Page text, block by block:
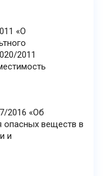
«О
2011
2016 «Об
опасных веществ в
и